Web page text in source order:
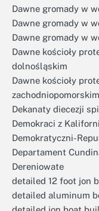
Dawne gromady w
Dawne gromady w
Dawne gromady w
Dawne kościoły
dolnośląskim
Dawne kościoły
zachodniopomorskim
Dekanaty diecezji
Demokraci z
Demokratyczni-
Departament
Dereniowate
detailed 12 foot jon
detailed aluminum